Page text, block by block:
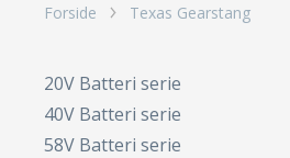
Forside Texas Gearstang
20V Batteri serie
40V Batteri serie
58V Batteri serie